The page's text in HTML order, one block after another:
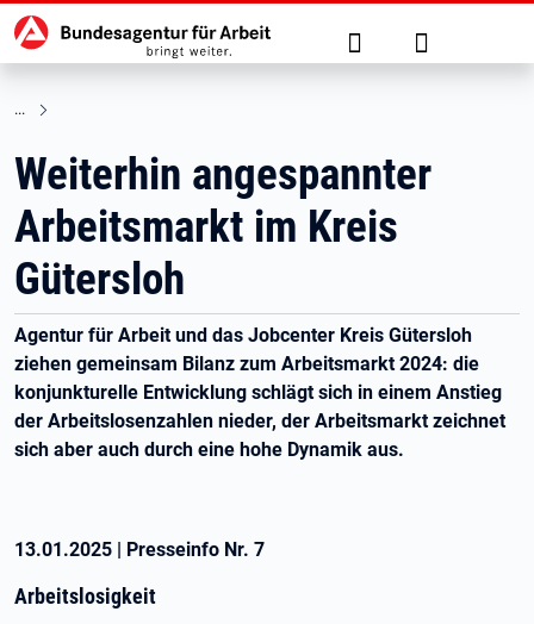
zu den Hauptinhalten springen
Hauptnavigation Suche Anmelden
Weiterhin angespannter
Arbeitsmarkt im Kreis
Gütersloh
Agentur für Arbeit und das Jobcenter Kreis Gütersloh
ziehen gemeinsam Bilanz zum Arbeitsmarkt 2024: die
konjunkturelle Entwicklung schlägt sich in einem Anstieg
der Arbeitslosenzahlen nieder, der Arbeitsmarkt zeichnet
sich aber auch durch eine hohe Dynamik aus.
13.01.2025 | Presseinfo Nr. 7
Arbeitslosigkeit